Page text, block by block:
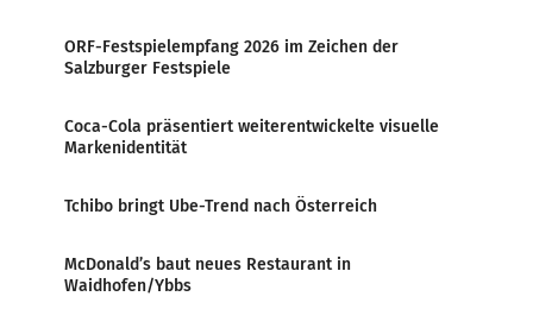
ORF-Festspielempfang 2026 im Zeichen der
Salzburger Festspiele
Coca-Cola präsentiert weiterentwickelte visuelle
Markenidentität
Tchibo bringt Ube-Trend nach Österreich
McDonald’s baut neues Restaurant in
Waidhofen/Ybbs